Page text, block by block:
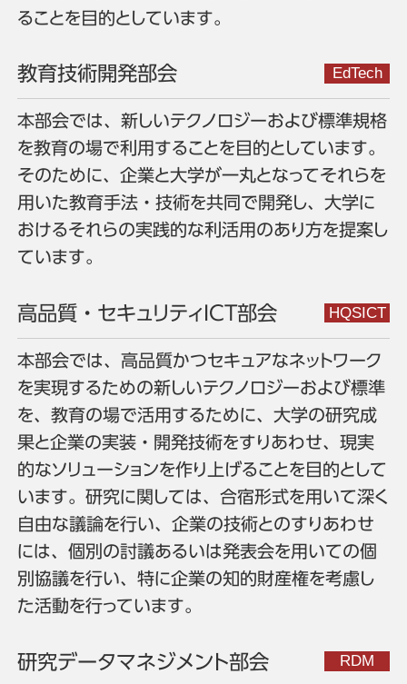
ることを目的としています。
教育技術開発部会
本部会では、新しいテクノロジーおよび標準規格
を教育の場で利用することを目的としています。
そのために、企業と大学が一丸となってそれらを
用いた教育手法・技術を共同で開発し、大学に
おけるそれらの実践的な利活用のあり方を提案し
ています。
高品質・セキュリティICT部会
本部会では、高品質かつセキュアなネットワーク
を実現するための新しいテクノロジーおよび標準
を、教育の場で活用するために、大学の研究成
果と企業の実装・開発技術をすりあわせ、現実
的なソリューションを作り上げることを目的として
います。研究に関しては、合宿形式を用いて深く
自由な議論を行い、企業の技術とのすりあわせ
には、個別の討議あるいは発表会を用いての個
別協議を行い、特に企業の知的財産権を考慮し
た活動を行っています。
研究データマネジメント部会